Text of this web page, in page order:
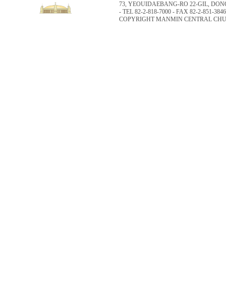
73, YEOUIDAEBANG-RO 22-GIL,
- TEL 82-2-818-7000 - FAX 82-2-851-3846
COPYRIGHT MANMIN CENTRAL